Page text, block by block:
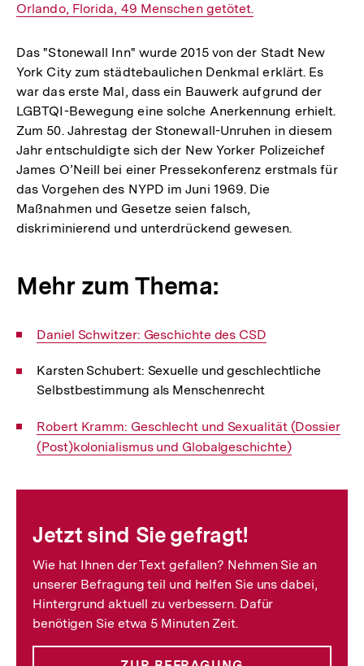
Link:
Orlando, Florida, 49 Menschen getötet.
Das "Stonewall Inn" wurde 2015 von der Stadt New
York City zum städtebaulichen Denkmal erklärt. Es
war das erste Mal, dass ein Bauwerk aufgrund der
LGBTQI-Bewegung eine solche Anerkennung erhielt.
Zum 50. Jahrestag der Stonewall-Unruhen in diesem
Jahr entschuldigte sich der New Yorker Polizeichef
James O’Neill bei einer Pressekonferenz erstmals für
das Vorgehen des NYPD im Juni 1969. Die
Maßnahmen und Gesetze seien falsch,
diskriminierend und unterdrückend gewesen.
Mehr zum Thema:
Interner
Daniel Schwitzer: Geschichte des CSD
Karsten Schubert: Sexuelle und geschlechtliche
Selbstbestimmung als Menschenrecht
Interner
Link:
Robert Kramm: Geschlecht und Sexualität (Dossier
(Post)kolonialismus und Globalgeschichte)
Jetzt sind Sie gefragt!
Wie hat Ihnen der Text gefallen? Nehmen Sie an
unserer Befragung teil und helfen Sie uns dabei,
Hintergrund aktuell zu verbessern. Dafür
benötigen Sie etwa 5 Minuten Zeit.